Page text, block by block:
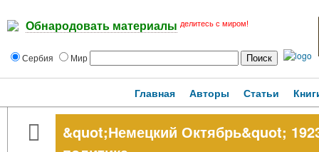
Обнародовать материалы делитесь с миром!
Сербия Мир
Главная Авторы Статьи
&quot;Немецкий Октябрь&quot;